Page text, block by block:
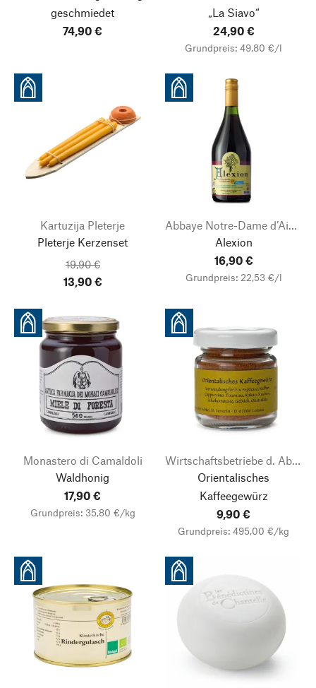
geschmiedet
74,90 €
„La Siavo“
24,90 €
Grundpreis: 49,80 €/l
Kartuzija Pleterje
Pleterje Kerzenset
19,90 €
13,90 €
Abbaye Notre-Dame d’Aiguebelle
Alexion
16,90 €
Grundpreis: 22,53 €/l
Monastero di Camaldoli
Waldhonig
17,90 €
Grundpreis: 35,80 €/kg
Wirtschaftsbetriebe d. Abt. St. Severin
Orientalisches
Kaffeegewürz
9,90 €
Grundpreis: 495,00 €/kg